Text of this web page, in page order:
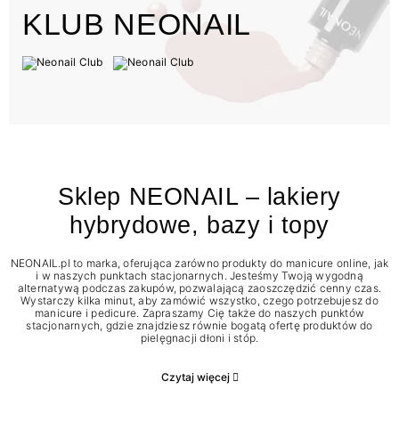
KLUB NEONAIL
Sklep NEONAIL – lakiery
hybrydowe, bazy i topy
NEONAIL.pl to marka, oferująca zarówno produkty do manicure online, jak
i w naszych punktach stacjonarnych. Jesteśmy Twoją wygodną
alternatywą podczas zakupów, pozwalającą zaoszczędzić cenny czas.
Wystarczy kilka minut, aby zamówić wszystko, czego potrzebujesz do
manicure i pedicure. Zapraszamy Cię także do naszych punktów
stacjonarnych, gdzie znajdziesz równie bogatą ofertę produktów do
pielęgnacji dłoni i stóp.
Czytaj więcej